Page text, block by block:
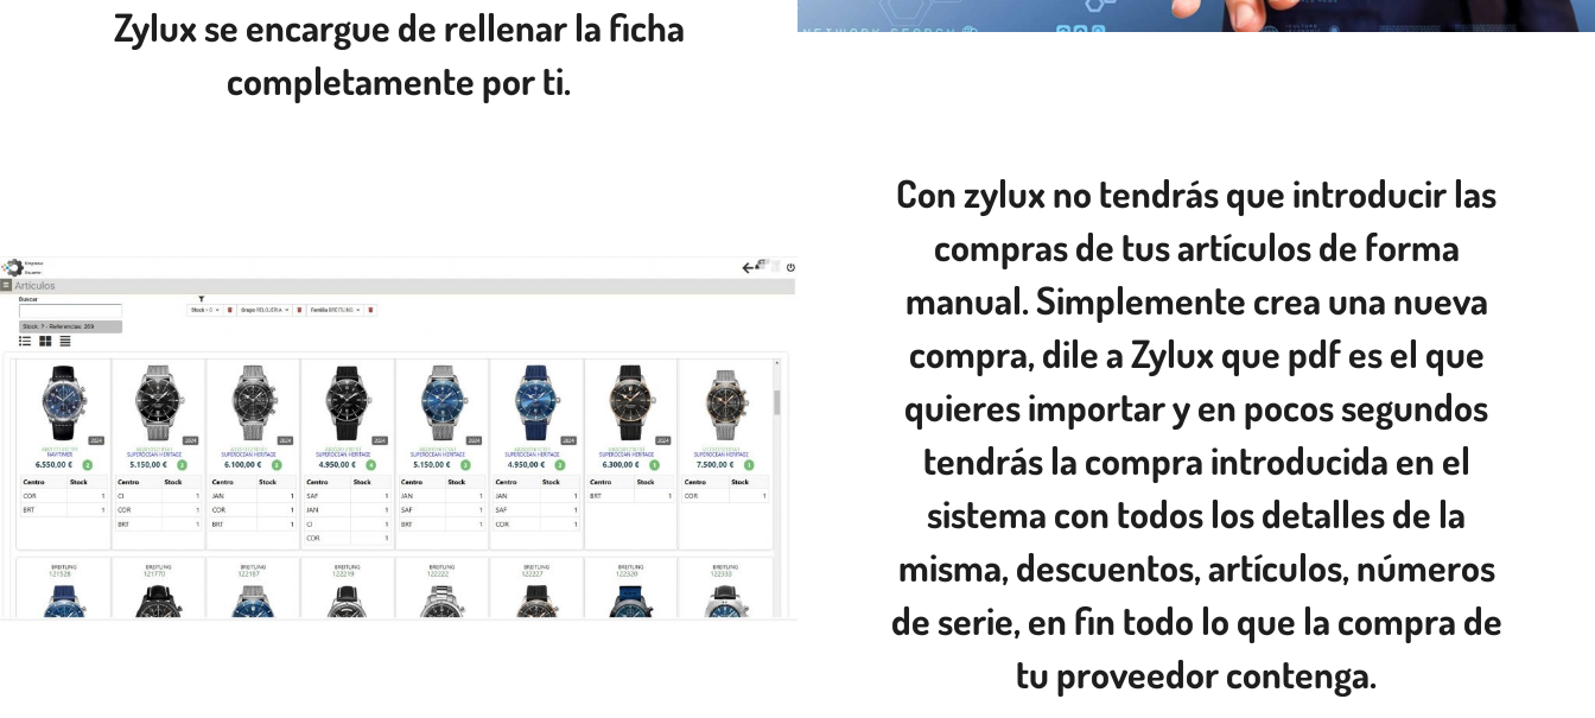
Zylux se encargue de rellenar la ficha
completamente por ti.
Con zylux no tendrás que introducir las
compras de tus artículos de forma
manual. Simplemente crea una nueva
compra, dile a Zylux que pdf es el que
quieres importar y en pocos segundos
tendrás la compra introducida en el
sistema con todos los detalles de la
misma, descuentos, artículos, números
de serie, en fin todo lo que la compra de
tu proveedor contenga.